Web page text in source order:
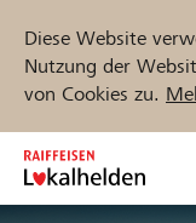
Diese Website
Nutzung der
von Cookies zu.
Zum
Inhalt
springen